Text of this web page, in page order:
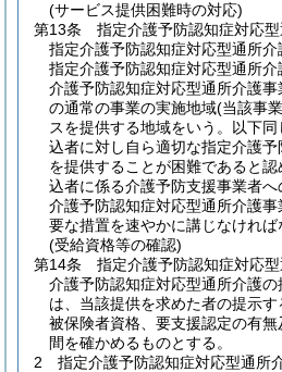
(サービス提供困難時の対応)
第13条
指定介護予防認知症対応
指定介護予防認知症対応型通所介
指定介護予防認知症対応型通所
介護予防認知症対応型通所介護
の通常の事業の実施地域(当該事
スを提供する地域をいう。以下同
込者に対し自ら適切な指定介護
を提供することが困難であると
込者に係る介護予防支援事業者
介護予防認知症対応型通所介護
要な措置を速やかに講じなければ
(受給資格等の確認)
第14条
指定介護予防認知症対応
介護予防認知症対応型通所介護
は、当該提供を求めた者の提示す
被保険者資格、要支援認定の有
間を確かめるものとする。
2
指定介護予防認知症対応型通所